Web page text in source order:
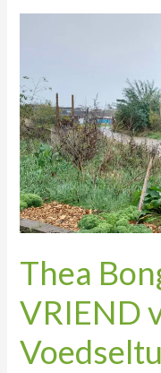
Thea
VRIEND
VRIEND
van
de
Voedseltuin